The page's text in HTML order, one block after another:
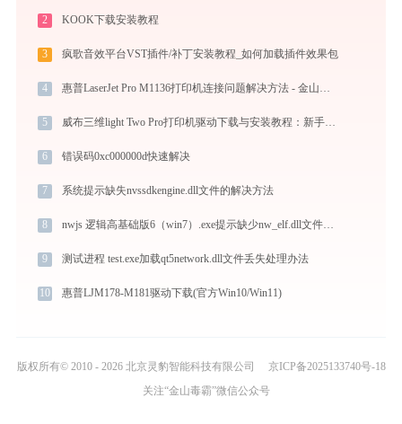
2 KOOK下载安装教程
3 疯歌音效平台VST插件/补丁安装教程_如何加载插件效果包
4 惠普LaserJet Pro M1136打印机连接问题解决方法 - 金山毒霸
5 威布三维light Two Pro打印机驱动下载与安装教程：新手也能轻松搞定
6 错误码0xc000000d快速解决
7 系统提示缺失nvssdkengine.dll文件的解决方法
8 nwjs 逻辑高基础版6（win7）.exe提示缺少nw_elf.dll文件的解决办法
9 测试进程 test.exe加载qt5network.dll文件丢失处理办法
10 惠普LJM178-M181驱动下载(官方Win10/Win11)
版权所有© 2010 - 2026 北京灵豹智能科技有限公司
京ICP备2025133740号-18
关注“金山毒霸”微信公众号